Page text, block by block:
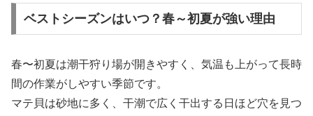
ベストシーズンはいつ？春～初夏が強い理由
春〜初夏は潮干狩り場が開きやすく、気温も上がって長時
間の作業がしやすい季節です。
マテ貝は砂地に多く、干潮で広く干出する日ほど穴を見つ